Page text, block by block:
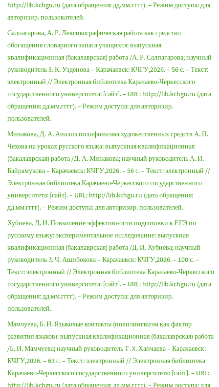
http://lib.kchgu.ru (дата обращения: дд.мм.гггг). – Режим доступа: для
авторизир. пользователей.
Салпагарова, А. Р. Лексикографическая работа как средство
обогащения словарного запаса учащихся: выпускная
квалификационная (бакалаврская) работа /А. Р. Салпагарова; научный
руководитель 3. К. Узденова – Карачаевск: КЧГУ,2026. – 56 с. – Текст:
электронный // Электронная библиотека Карачаево-Черкесского
государственного университета: [сайт]. – URL: http://lib.kchgu.ru (дата
обращения: дд.мм.гггг). – Режим доступа: для авторизир.
пользователей.
Минакова, Д. А. Анализ полифонизма художественных средств А. П.
Чехова на уроках русского языка: выпускная квалификационная
(бакалаврская) работа /Д. А. Минакова; научный руководитель А. И.
Байрамукова – Карачаевск: КЧГУ,2026. – 56 с. – Текст: электронный //
Электронная библиотека Карачаево-Черкесского государственного
университета: [сайт]. – URL: http://lib.kchgu.ru (дата обращения:
дд.мм.гггг). – Режим доступа: для авторизир. пользователей.
Хубиева, Д. И. Повышение эффективности подготовки к ЕГЭ по
русскому языку: экспериментальное исследование: выпускная
квалификационная (бакалаврская) работа /Д. И. Хубиева; научный
руководитель З. Ч. Ашибокова – Карачаевск: КЧГУ,2026. – 100 с. –
Текст: электронный // Электронная библиотека Карачаево-Черкесского
государственного университета: [сайт]. – URL: http://lib.kchgu.ru (дата
обращения: дд.мм.гггг). – Режим доступа: для авторизир.
пользователей.
Мамчуева, Б. И. Языковые контакты (полилингвизм как фактор
развития языков): выпускная квалификационная (бакалаврская) работа
/Б. И. Мамчуева; научный руководитель Т. X. Хапчаева – Карачаевск:
КЧГУ,2026. – 63 с. – Текст: электронный // Электронная библиотека
Карачаево-Черкесского государственного университета: [сайт]. – URL:
http://lib.kchgu.ru (дата обращения: дд.мм.гггг). – Режим доступа: для